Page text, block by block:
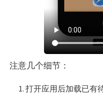
注意几个细节：
打开应用后加载已有